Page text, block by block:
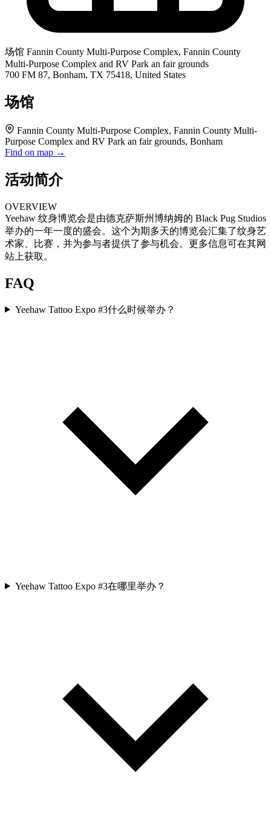
场馆 Fannin County Multi-Purpose Complex, Fannin County
Multi-Purpose Complex and RV Park an fair grounds
700 FM 87, Bonham, TX 75418, United States
场馆
Fannin County Multi-Purpose Complex, Fannin County Multi-
Purpose Complex and RV Park an fair grounds, Bonham
Find on map →
活动简介
OVERVIEW
Yeehaw 纹身博览会是由德克萨斯州博纳姆的 Black Pug Studios
举办的一年一度的盛会。这个为期多天的博览会汇集了纹身艺
术家、比赛，并为参与者提供了参与机会。更多信息可在其网
站上获取。
FAQ
Yeehaw Tattoo Expo #3什么时候举办？
Yeehaw Tattoo Expo #3在哪里举办？